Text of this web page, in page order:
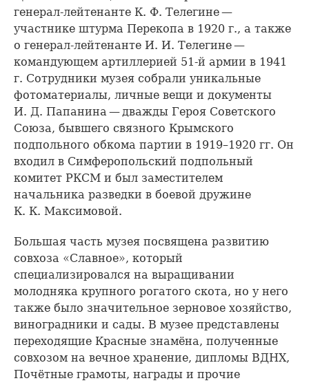
генерал-лейтенанте К. Ф. Телегине —
участнике штурма Перекопа в 1920 г., а также
о генерал-лейтенанте И. И. Телегине —
командующем артиллерией 51-й армии в 1941
г. Сотрудники музея собрали уникальные
фотоматериалы, личные вещи и документы
И. Д. Папанина — дважды Героя Советского
Союза, бывшего связного Крымского
подпольного обкома партии в 1919–1920 гг. Он
входил в Симферопольский подпольный
комитет РКСМ и был заместителем
начальника разведки в боевой дружине
К. К. Максимовой.
Большая часть музея посвящена развитию
совхоза «Славное», который
специализировался на выращивании
молодняка крупного рогатого скота, но у него
также было значительное зерновое хозяйство,
виноградники и сады. В музее представлены
переходящие Красные знамёна, полученные
совхозом на вечное хранение, дипломы ВДНХ,
Почётные грамоты, награды и прочие